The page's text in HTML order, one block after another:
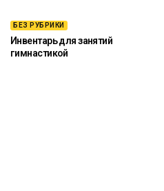
БЕЗ РУБРИКИ
Инвентарь для занятий
гимнастикой